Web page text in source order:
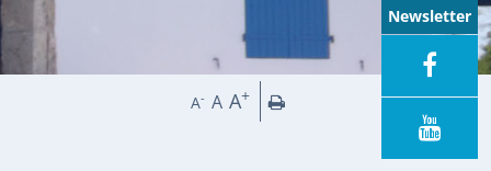
Newsletter
A- A A+ Imprimer